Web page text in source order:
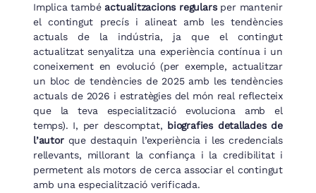
Implica també actualitzacions regularsper mantenir
el contingut precís i alineat amb les tendències
actuals de la indústria, ja que el contingut
actualitzat senyalitza una experiència contínua i un
coneixement en evolució (per exemple, actualitzar
un bloc de tendències de 2025 amb les tendències
actuals de 2026 i estratègies del món real reflecteix
que la teva especialització evoluciona amb el
temps). I, per descomptat, biografies detallades de
l’autorque destaquin l’experiència i les credencials
rellevants, millorant la confiança i la credibilitat i
permetent als motors de cerca associar el contingut
amb una especialització verificada.